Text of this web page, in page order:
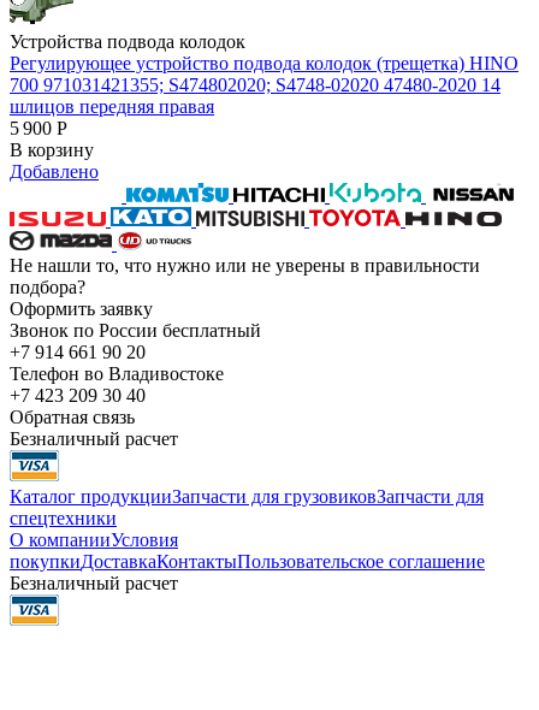
Устройства подвода колодок
Регулирующее устройство подвода колодок (трещетка) HINO
700 971031421355; S474802020; S4748-02020 47480-2020 14
шлицов передняя правая
5 900 Р
В корзину
Добавлено
Не нашли то, что нужно или не уверены в правильности
подбора?
Оформить заявку
Звонок по России бесплатный
+7 914 661 90 20
Телефон во Владивостоке
+7 423 209 30 40
Обратная связь
Безналичный расчет
Каталог продукцииЗапчасти для грузовиковЗапчасти для
спецтехники
О компанииУсловия
покупкиДоставкаКонтактыПользовательское соглашение
Безналичный расчет